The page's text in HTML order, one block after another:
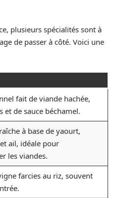
plusieurs spécialités sont à
de passer à côté. Voici une
fait de viande hachée,
et de sauce béchamel.
à base de yaourt,
ail, idéale pour
les viandes.
farcies au riz, souvent